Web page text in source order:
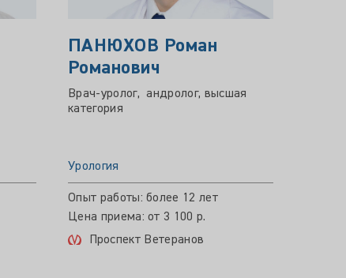
ПАНЮХОВ Роман
Романович
Врач-уролог, андролог, высшая
категория
Урология
Опыт работы: более 12 лет
Цена приема: от 3 100 р.
Проспект Ветеранов